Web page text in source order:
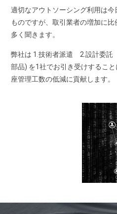
適切なアウトソーシング利用は
ものですが、取引業者の増加に
多く聞きます。
弊社は 1.技術者派遣 2.設計委託
部品) を1社でお引き受けするこ
座管理工数の低減に貢献します。